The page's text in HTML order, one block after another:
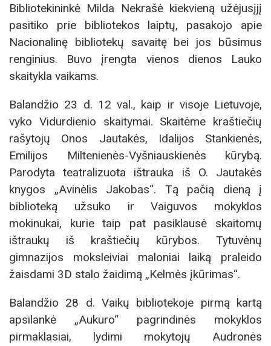
Bibliotekininkė Milda Nekrašė kiekvieną užėjusįjį
pasitiko prie bibliotekos laiptų, pasakojo apie
Nacionalinę bibliotekų savaitę bei jos būsimus
renginius. Buvo įrengta vienos dienos Lauko
skaitykla vaikams.
Balandžio 23 d. 12 val., kaip ir visoje Lietuvoje,
vyko Vidurdienio skaitymai. Skaitėme kraštiečių
rašytojų Onos Jautakės, Idalijos Stankienės,
Emilijos Miltenienės-Vyšniauskienės kūrybą.
Parodyta teatralizuota ištrauka iš O. Jautakės
knygos „Avinėlis Jakobas“. Tą pačią dieną į
biblioteką užsuko ir Vaiguvos mokyklos
mokinukai, kurie taip pat pasiklausė skaitomų
ištraukų iš kraštiečių kūrybos. Tytuvėnų
gimnazijos moksleiviai maloniai laiką praleido
žaisdami 3D stalo žaidimą „Kelmės įkūrimas“.
Balandžio 28 d. Vaikų bibliotekoje pirmą kartą
apsilankė „Aukuro“ pagrindinės mokyklos
pirmaklasiai, lydimi mokytojų Audronės